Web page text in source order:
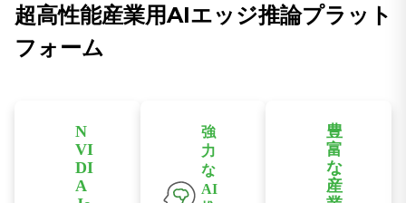
超高性能産業用AIエッジ推論プラット
フォーム
N
VI
DI
A
強
力
な
AI
豊
富
な
産